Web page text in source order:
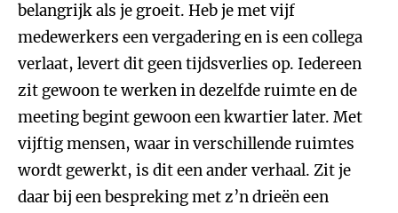
belangrijk als je groeit. Heb je met vijf
medewerkers een vergadering en is een collega
verlaat, levert dit geen tijdsverlies op. Iedereen
zit gewoon te werken in dezelfde ruimte en de
meeting begint gewoon een kwartier later. Met
vijftig mensen, waar in verschillende ruimtes
wordt gewerkt, is dit een ander verhaal. Zit je
daar bij een bespreking met z’n drieën een